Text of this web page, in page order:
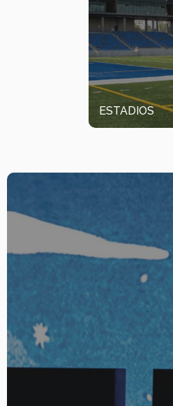
ESTADIOS